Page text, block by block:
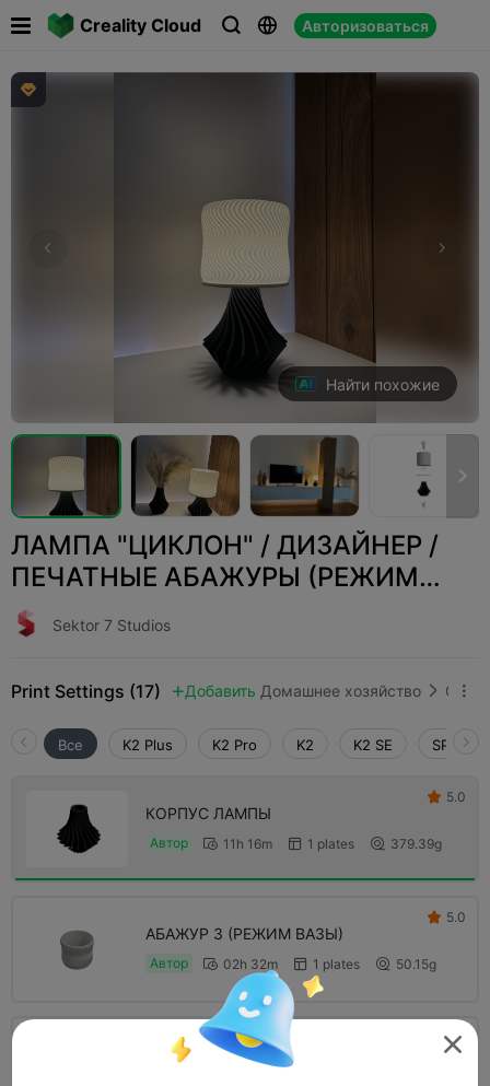
Creality Cloud   Авторизоваться
 

Найти похожие

ЛАМПА "ЦИКЛОН" / ДИЗАЙНЕР /
ПЕЧАТНЫЕ АБАЖУРЫ (РЕЖИМ
ВАЗЫ)
Sektor 7 Studios
Print Settings (17)  Добавить Домашнее хозяйство  Освещение и светильники
Все K2 Plus K2 Pro K2 K2 SE SPARKX
КОРПУС ЛАМПЫ
Автор  11h 16m  1 plates  379.39g
 5.0
АБАЖУР 3 (РЕЖИМ ВАЗЫ)
Автор  02h 32m  1 plates  50.15g
 5.0
АБАЖУР 5 (РЕЖИМ ВАЗЫ) 